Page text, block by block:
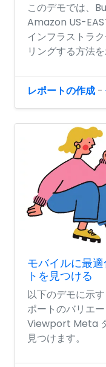
このデモでは、
Amazon US-
インフラストラ
リングする方法を
レポートの作成 -
モバイルに最
トを見つける
以下のデモに示
ポートのバリエ
Viewport Meta
見つけます。